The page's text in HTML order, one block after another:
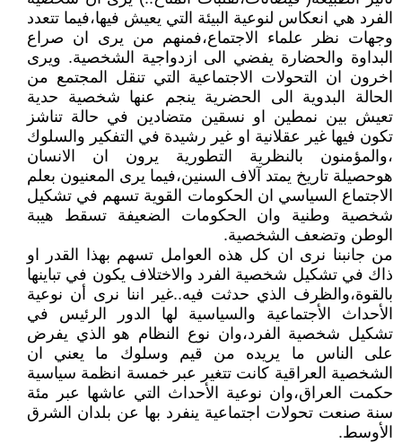
الفرد هي انعكاس لنوعية البيئة التي يعيش فيها،فيما تتعدد
وجهات نظر علماء الاجتماع،فمنهم من يرى ان صراع
البداوة والحضارة يفضي الى ازدواجية الشخصية. ويرى
اخرون ان التحولات الاجتماعية التي تنقل المجتمع من
الحالة البدوية الى الحضرية ينجم عنها شخصية حدية
تعيش بين نمطين او نسقين متضادين في حالة تناشز
تكون فيها غير عقلانية او غير رشيدة في التفكير والسلوك
،والمؤمنون بالنظرية التطورية يرون ان الانسان
هوحصيلة تاريخ يمتد آلاف السنين،فيما يرى المعنيون بعلم
الاجتماع السياسي ان الحكومات القوية تسهم في تشكيل
شخصية وطنية وان الحكومات الضعيفة تسقط هيبة
الوطن وتضعف الشخصية.
من جانبنا نرى ان كل هذه العوامل تسهم بهذا القدر او
ذاك في تشكيل شخصية الفرد والاختلاف يكون في تباينها
بالقوة،والظرف الذي حدثت فيه..غير اننا نرى أن نوعية
الأحداث الأجتماعية والسياسية لها الدور الرئيس في
تشكيل شخصية الفرد،وان نوع النظام هو الذي يفرض
على الناس ما يريده من قيم وسلوك ما يعني ان
الشخصية العراقية كانت تتغير عبر خمسة انظمة سياسية
حكمت العراق،وان نوعية الأحداث التي عاشها عبر مئة
سنة صنعت تحولات اجتماعية ينفرد بها عن بلدان الشرق
الأوسط.